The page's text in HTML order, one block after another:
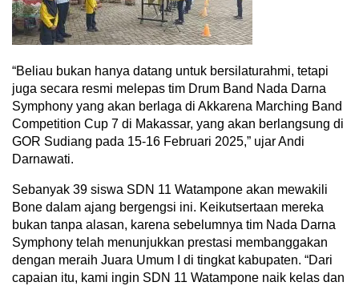
“Beliau bukan hanya datang untuk bersilaturahmi, tetapi
juga secara resmi melepas tim Drum Band Nada Darna
Symphony yang akan berlaga di Akkarena Marching Band
Competition Cup 7 di Makassar, yang akan berlangsung di
GOR Sudiang pada 15-16 Februari 2025,” ujar Andi
Darnawati.
Sebanyak 39 siswa SDN 11 Watampone akan mewakili
Bone dalam ajang bergengsi ini. Keikutsertaan mereka
bukan tanpa alasan, karena sebelumnya tim Nada Darna
Symphony telah menunjukkan prestasi membanggakan
dengan meraih Juara Umum I di tingkat kabupaten. “Dari
capaian itu, kami ingin SDN 11 Watampone naik kelas dan